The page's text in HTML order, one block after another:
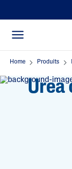
Home Produits
Urea